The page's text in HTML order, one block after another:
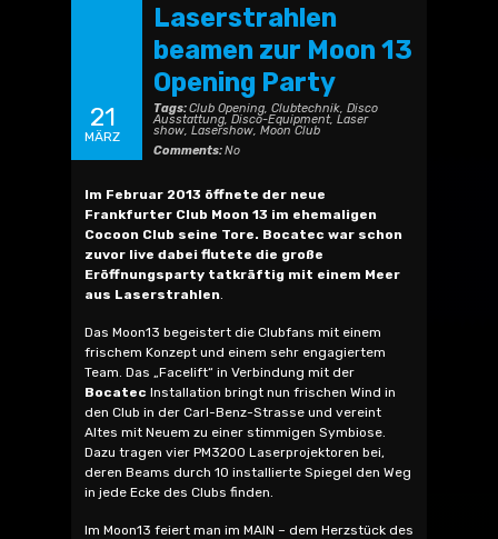
21
MÄRZ
Laserstrahlen
beamen zur Moon 13
Opening Party
Tags:Club Opening, Clubtechnik, Disco
Ausstattung, Disco-Equipment, Laser
show, Lasershow, Moon Club
Comments:No
Im Februar 2013 öffnete der neue
Frankfurter Club Moon 13 im ehemaligen
Cocoon Club seine Tore. Bocatec war schon
zuvor live dabei flutete die große
Eröffnungsparty tatkräftig mit einem Meer
aus Laserstrahlen
Das Moon13 begeistert die Clubfans mit einem
frischem Konzept und einem sehr engagiertem
Team. Das „Facelift“ in Verbindung mit der
Bocatec Installation bringt nun frischen Wind in
den Club in der Carl-Benz-Strasse und vereint
Altes mit Neuem zu einer stimmigen Symbiose.
Dazu tragen vier PM3200 Laserprojektoren bei,
deren Beams durch 10 installierte Spiegel den Weg
in jede Ecke des Clubs finden.
Im Moon13 feiert man im MAIN – dem Herzstück des